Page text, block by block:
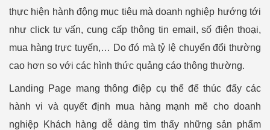
thực hiện hành động mục tiêu mà doanh nghiệp hướng tới
như click tư vấn, cung cấp thông tin email, số điện thoại,
mua hàng trực tuyến,… Do đó mà tỷ lệ chuyển đổi thường
cao hơn so với các hình thức quảng cáo thông thường.
Landing Page mang thông điệp cụ thể để thúc đẩy các
hành vi và quyết định mua hàng mạnh mẽ cho doanh
nghiệp Khách hàng dễ dàng tìm thấy những sản phẩm